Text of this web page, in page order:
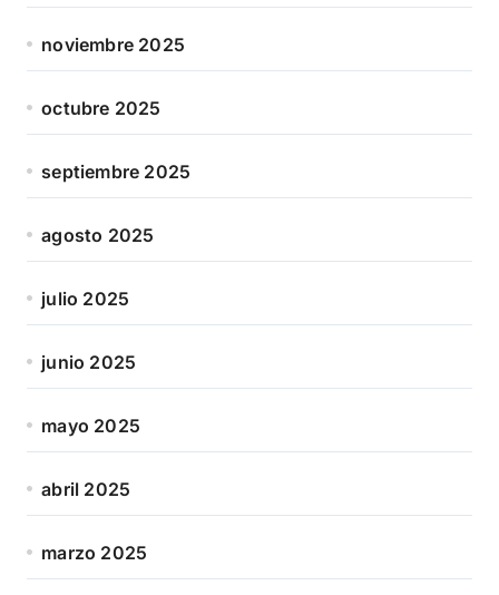
noviembre 2025
octubre 2025
septiembre 2025
agosto 2025
julio 2025
junio 2025
mayo 2025
abril 2025
marzo 2025